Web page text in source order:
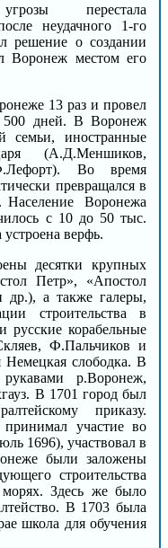
перестала
неудачного 1-го
решение о создании
Воронеж местом его
13 раз и провел
500 дней. В Воронеж
семьи, иностранные
(А.Д.Меншиков,
Во время
превращался в
Население Воронежа
с 10 до 50 тыс.
верфь.
десятки крупных
Петр», «Апостол
др.), а также галеры,
строительства в
корабельные
Ф.Пальчиков и
Немецкая слободка. В
р.Воронеж,
В 1701 город был
приказу.
участие во
1696), участвовал в
были заложены
строительства
Здесь же было
В 1703 была
школа для обучения